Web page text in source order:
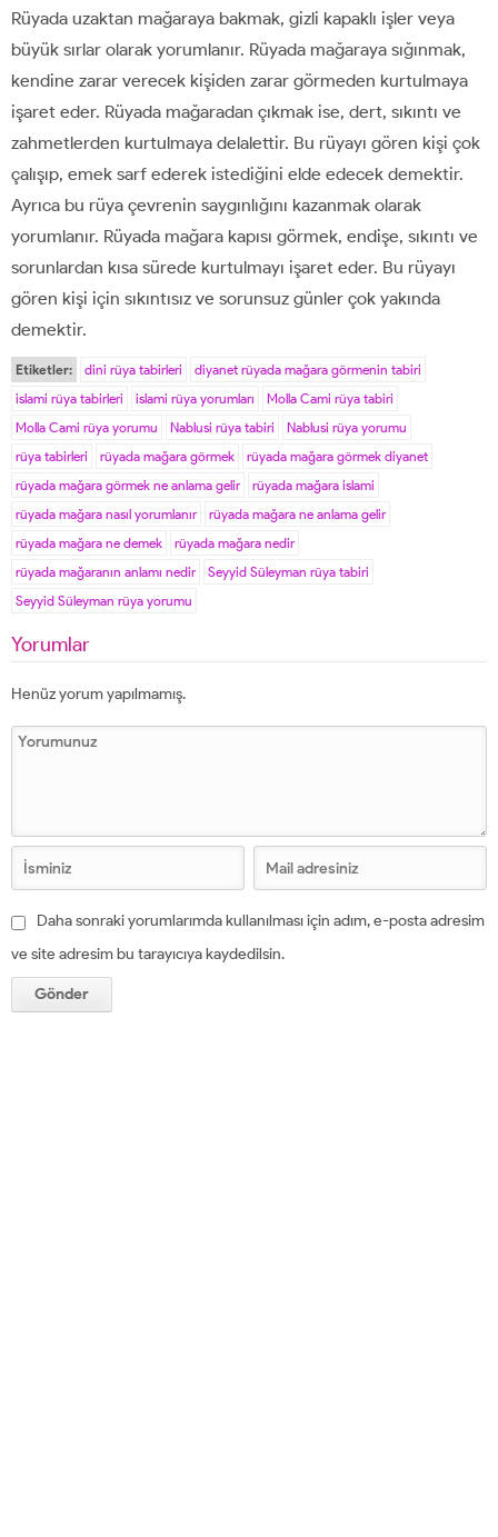
Rüyada uzaktan mağaraya bakmak, gizli kapaklı işler veya
büyük sırlar olarak yorumlanır. Rüyada mağaraya sığınmak,
kendine zarar verecek kişiden zarar görmeden kurtulmaya
işaret eder. Rüyada mağaradan çıkmak ise, dert, sıkıntı ve
zahmetlerden kurtulmaya delalettir. Bu rüyayı gören kişi çok
çalışıp, emek sarf ederek istediğini elde edecek demektir.
Ayrıca bu rüya çevrenin saygınlığını kazanmak olarak
yorumlanır. Rüyada mağara kapısı görmek, endişe, sıkıntı ve
sorunlardan kısa sürede kurtulmayı işaret eder. Bu rüyayı
gören kişi için sıkıntısız ve sorunsuz günler çok yakında
demektir.
Etiketler: dini rüya tabirleri
diyanet rüyada mağara görmenin tabiri
islami rüya tabirleri
islami rüya yorumları
Molla Cami rüya tabiri
Molla Cami rüya yorumu
Nablusi rüya tabiri
Nablusi rüya yorumu
rüya tabirleri
rüyada mağara görmek
rüyada mağara görmek diyanet
rüyada mağara görmek ne anlama gelir
rüyada mağara islami
rüyada mağara nasıl yorumlanır
rüyada mağara ne anlama gelir
rüyada mağara ne demek
rüyada mağara nedir
rüyada mağaranın anlamı nedir
Seyyid Süleyman rüya tabiri
Seyyid Süleyman rüya yorumu
Yorumlar
Henüz yorum yapılmamış.
Daha sonraki yorumlarımda kullanılması için adım, e-posta adresim
ve site adresim bu tarayıcıya kaydedilsin.